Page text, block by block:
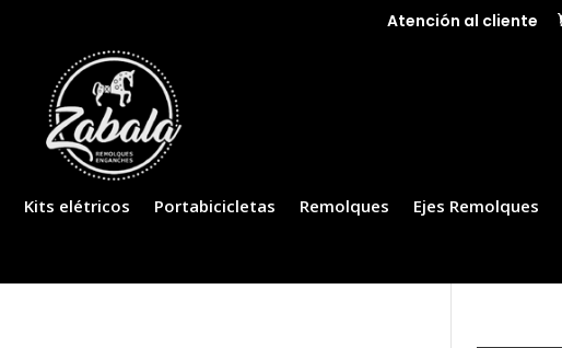
Atención al cliente
Kits elétricos Portabicicletas Remolques
Ejes Remolques